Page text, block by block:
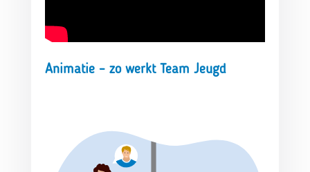
Animatie – zo werkt Team Jeugd